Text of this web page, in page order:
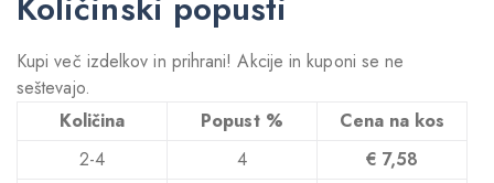
Kupi več izdelkov in prihrani! Akcije in kuponi se ne
seštevajo.
Količina
Popust %
Cena na kos
2-4
4 € 7,58